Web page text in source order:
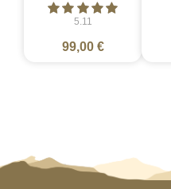
5.11
99,00 €